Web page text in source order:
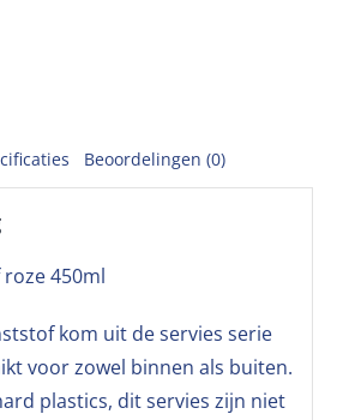
Beoordelingen (0)
450ml
kom uit de servies serie
voor zowel binnen als buiten.
plastics, dit servies zijn niet